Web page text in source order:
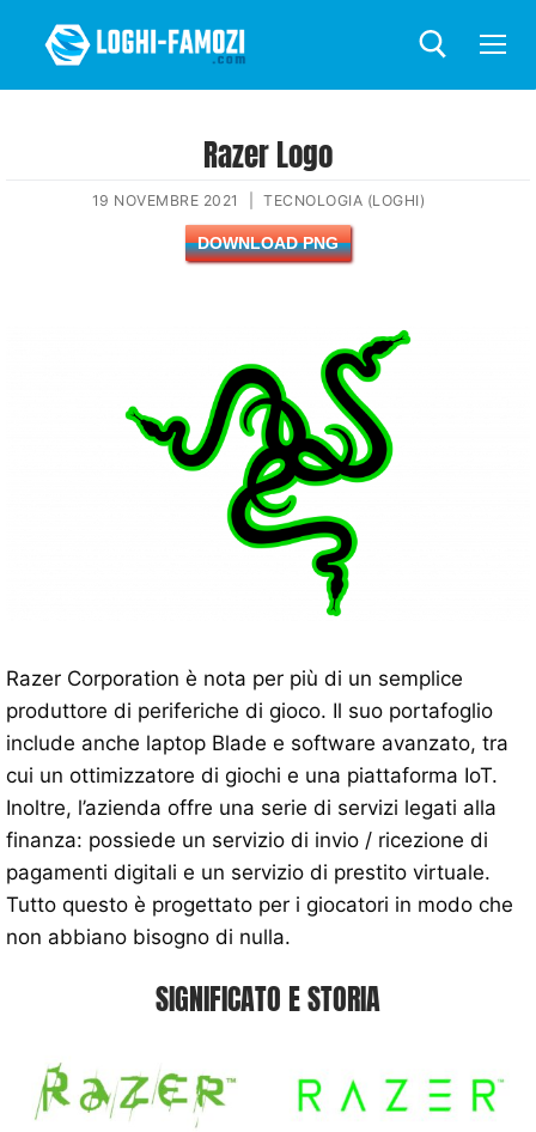
Razer Logo
19 NOVEMBRE 2021 TECNOLOGIA (LOGHI)
DOWNLOAD PNG
Razer Corporation è nota per più di un semplice
produttore di periferiche di gioco. Il suo portafoglio
include anche laptop Blade e software avanzato, tra
cui un ottimizzatore di giochi e una piattaforma IoT.
Inoltre, l’azienda offre una serie di servizi legati alla
finanza: possiede un servizio di invio / ricezione di
pagamenti digitali e un servizio di prestito virtuale.
Tutto questo è progettato per i giocatori in modo che
non abbiano bisogno di nulla.
SIGNIFICATO E STORIA